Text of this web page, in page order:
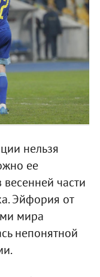
нельзя
ее
части
Эйфория от
мира
непонятной